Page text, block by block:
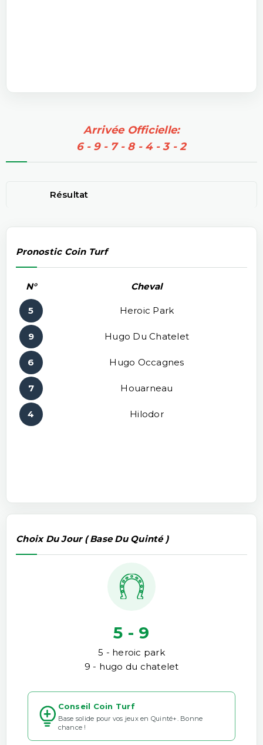
Arrivée Officielle:
6 - 9 - 7 - 8 - 4 - 3 - 2
Résultat
Pronostic Coin Turf
N° Cheval
5 Heroic Park
9 Hugo Du Chatelet
6 Hugo Occagnes
7 Houarneau
4 Hilodor
Choix Du Jour ( Base Du Quinté )
5 - 9
5 - heroic park
9 - hugo du chatelet
Conseil Coin Turf
Base solide pour vos jeux en Quinté+. Bonne
chance !